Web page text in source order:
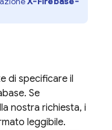
di specificare il
Se
nostra richiesta, i
leggibile.